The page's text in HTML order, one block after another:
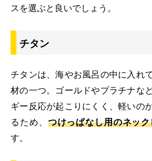
スを選ぶと良いでしょう。
チタン
チタンは、海やお風呂の中に入れ
材の一つ。ゴールドやプラチナな
ギー反応が起こりにくく、軽いの
るため、 つけっぱなし用のネッ
す。